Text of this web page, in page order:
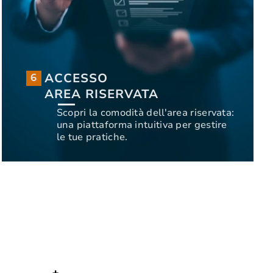
6
ACCESSO
AREA RISERVATA
Scopri la comodità dell'area riservata:
una piattaforma intuitiva per gestire
le tue pratiche.
AREA RISERVATA
Scopri la comodità dell'area riservata:
una piattaforma intuitiva per gestire
le tue pratiche.
INIZIA ORA